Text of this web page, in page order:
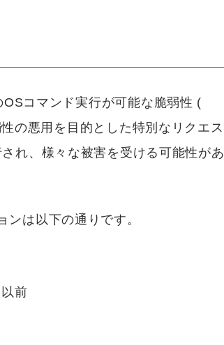
コマンド実行が可能な脆弱性 (
の悪用を目的とした特別なリクエス
れ、様々な被害を受ける可能性があ
は以下の通りです。
前